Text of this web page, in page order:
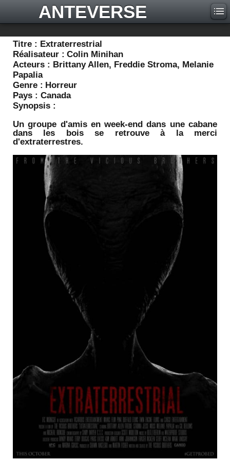
ANTEVERSE
Titre : Extraterrestrial
Réalisateur : Colin Minihan
Acteurs : Brittany Allen, Freddie Stroma, Melanie
Papalia
Genre : Horreur
Pays : Canada
Synopsis :
Un groupe d'amis en week-end dans une cabane
dans les bois se retrouve à la merci
d'extraterrestres.